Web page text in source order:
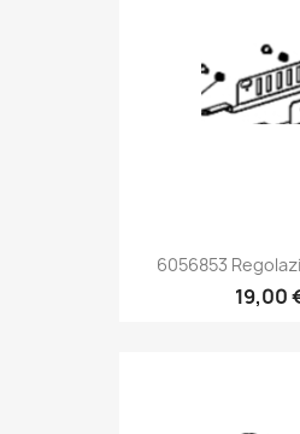
6056853
19,00